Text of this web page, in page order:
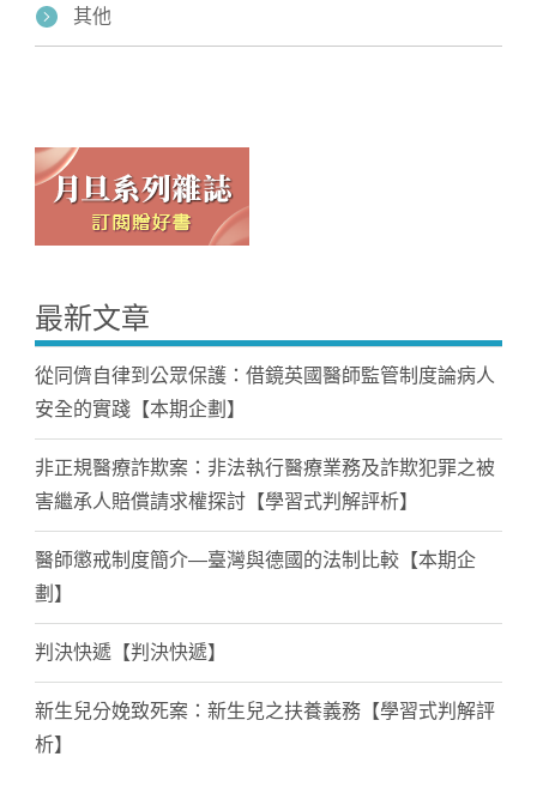
其他
最新文章
從同儕自律到公眾保護：借鏡英國醫師監管制度論病人
安全的實踐【本期企劃】
非正規醫療詐欺案：非法執行醫療業務及詐欺犯罪之被
害繼承人賠償請求權探討【學習式判解評析】
醫師懲戒制度簡介—臺灣與德國的法制比較【本期企
劃】
判決快遞【判決快遞】
新生兒分娩致死案：新生兒之扶養義務【學習式判解評
析】